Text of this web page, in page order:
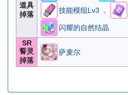
道具
掉落
技能模组Lv3
闪耀的自然结晶
SR
誓灵
掉落
萨麦尔